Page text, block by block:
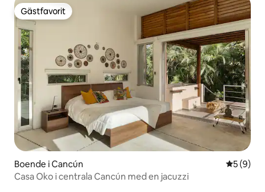
Gästfavorit
Gästfavorit
Boende i Cancún 5 av 5 i
5 (9)
Casa Oko i centrala Cancún med en jacuzzi